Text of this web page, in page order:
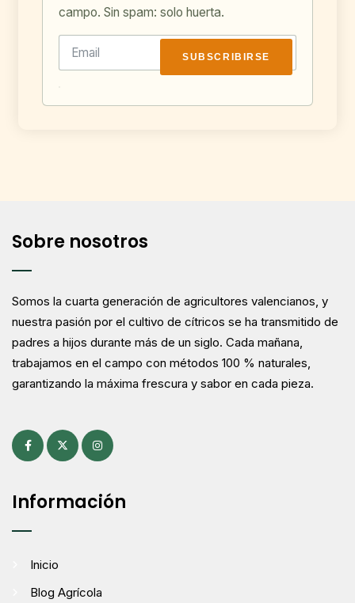
campo. Sin spam: solo huerta.
SUBSCRIBIRSE
Sobre nosotros
Somos la cuarta generación de agricultores valencianos, y
nuestra pasión por el cultivo de cítricos se ha transmitido de
padres a hijos durante más de un siglo. Cada mañana,
trabajamos en el campo con métodos 100 % naturales,
garantizando la máxima frescura y sabor en cada pieza.
Información
Inicio
Blog Agrícola